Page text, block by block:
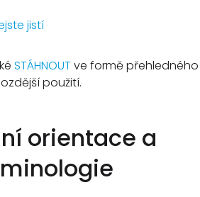
jistí
STÁHNOUT ve formě přehledného
použití.
orientace a